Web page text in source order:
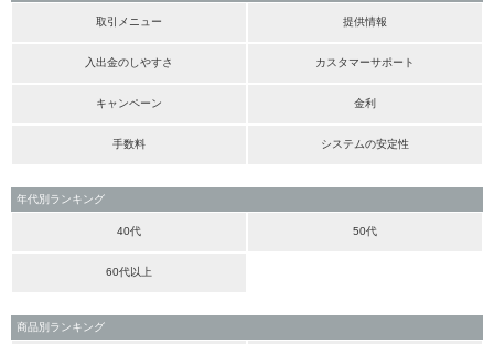
取引メニュー 提供情報
入出金のしやすさ カスタマーサポート
キャンペーン 金利
手数料 システムの安定性
年代別ランキング
40代 50代
60代以上
商品別ランキング